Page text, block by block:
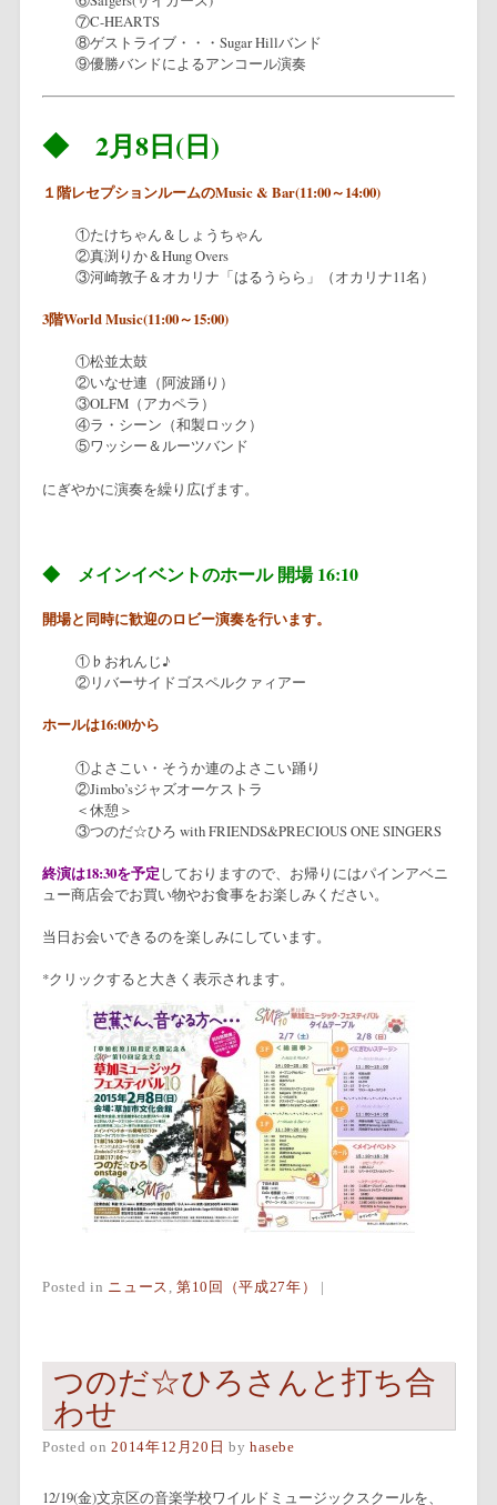
⑦C-HEARTS
⑧ゲストライブ・・・Sugar Hillバンド
⑨優勝バンドによるアンコール演奏
◆ 2月8日(日)
１階レセプションルームのMusic & Bar(11:00～14:00)
①たけちゃん＆しょうちゃん
②真渕りか＆Hung Overs
③河崎敦子＆オカリナ「はるうらら」（オカリナ11名）
3階World Music(11:00～15:00)
①松並太鼓
②いなせ連（阿波踊り）
③OLFM（アカペラ）
④ラ・シーン（和製ロック）
⑤ワッシー＆ルーツバンド
にぎやかに演奏を繰り広げます。
◆ メインイベントのホール 開場 16:10
開場と同時に歓迎のロビー演奏を行います。
①♭おれんじ♪
②リバーサイドゴスペルクァィアー
ホールは16:00から
①よさこい・そうか連のよさこい踊り
②Jimbo’sジャズオーケストラ
＜休憩＞
③つのだ☆ひろ with FRIENDS&PRECIOUS ONE SINGERS
終演は18:30を予定しておりますので、お帰りにはパインアベニ
ュー商店会でお買い物やお食事をお楽しみください。
当日お会いできるのを楽しみにしています。
*クリックすると大きく表示されます。
Posted in ニュース ,第10回（平成27年）
つのだ☆ひろさんと打ち合
わせ
Posted on2014年12月20日 by hasebe
12/19(金)文京区の音楽学校ワイルドミュージックスクールを、